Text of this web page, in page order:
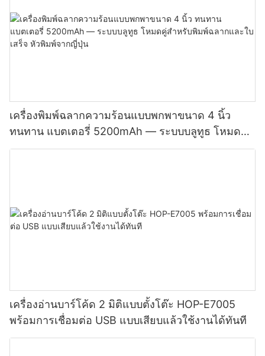
เครื่องพิมพ์ฉลากความร้อนแบบพกพาขนาด 4 นิ้ว
ทนทาน แบตเตอรี่ 5200mAh — ระบบบลูทูธ โหมดคู่
สำหรับพิมพ์ฉลากและใบเสร็จ หัวพิมพ์จากญี่ปุ่น
เครื่องอ่านบาร์โค้ด 2 มิติแบบตั้งโต๊ะ HOP-E7005
พร้อมการเชื่อมต่อ USB แบบเสียบแล้วใช้งานได้ทันที